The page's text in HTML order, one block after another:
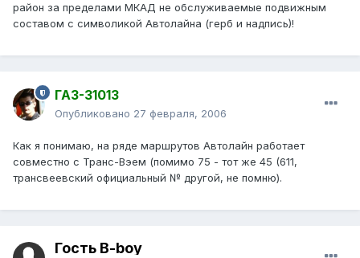
район за пределами МКАД не обслуживаемые подвижным
составом с символикой Автолайна (герб и надпись)!
ГАЗ-31013
Опубликовано 27 февраля, 2006
Как я понимаю, на ряде маршрутов Автолайн работает
совместно с Транс-Вэем (помимо 75 - тот же 45 (611,
трансвеевский официальный № другой, не помню).
Гость B-boy